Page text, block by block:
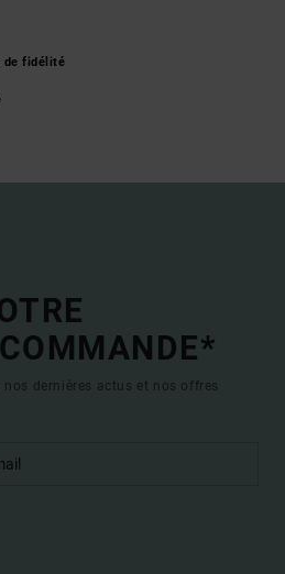
de fidélité
dernières actus et nos offres